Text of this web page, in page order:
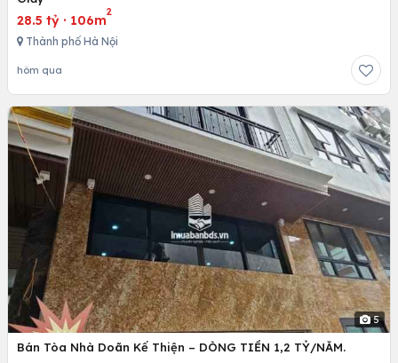
28.5 tỷ · 106m
2
Thành phố Hà Nội
hôm qua
5
Bán Tòa Nhà Doãn Kế Thiện – DÒNG TIỀN 1,2 TỶ/NĂM.